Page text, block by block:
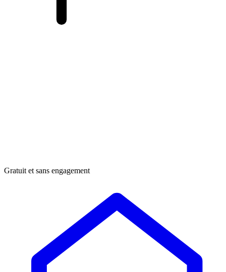
Gratuit et sans engagement